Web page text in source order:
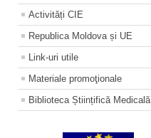
Activități CIE
Republica Moldova și UE
Link-uri utile
Materiale promoţionale
Biblioteca Științifică Medicală